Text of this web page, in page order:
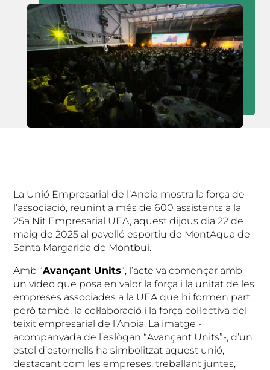
La Unió Empresarial de l’Anoia mostra la força de
l’associació, reunint a més de 600 assistents a la
25a Nit Empresarial UEA, aquest dijous dia 22 de
maig de 2025 al pavelló esportiu de MontAqua de
Santa Margarida de Montbui.
Amb “Avançant Units”, l’acte va començar amb
un vídeo que posa en valor la força i la unitat de les
empreses associades a la UEA que hi formen part,
però també, la col·laboració i la força col·lectiva del
teixit empresarial de l’Anoia. La imatge -
acompanyada de l’eslògan “Avançant Units”-, d’un
estol d’estornells ha simbolitzat aquest unió,
destacant com les empreses, treballant juntes,